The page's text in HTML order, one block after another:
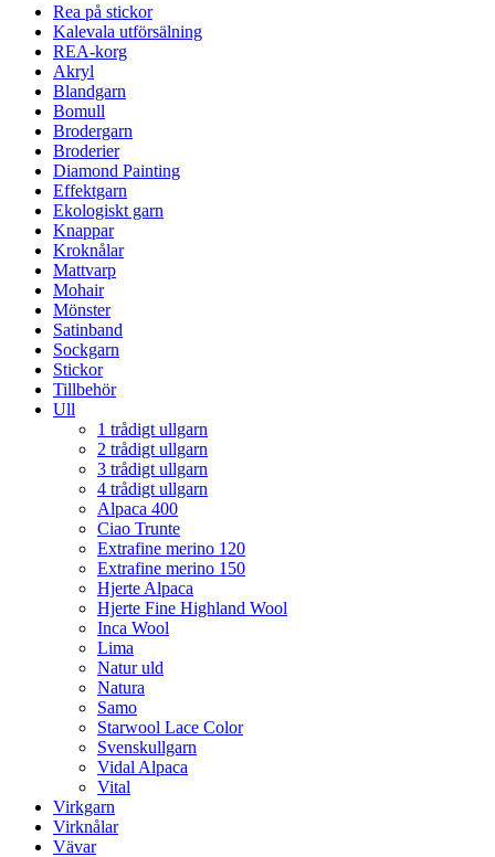
Rea på stickor
Kalevala utförsälning
REA-korg
Akryl
Blandgarn
Bomull
Brodergarn
Broderier
Diamond Painting
Effektgarn
Ekologiskt garn
Knappar
Kroknålar
Mattvarp
Mohair
Mönster
Satinband
Sockgarn
Stickor
Tillbehör
Ull
1 trådigt ullgarn
2 trådigt ullgarn
3 trådigt ullgarn
4 trådigt ullgarn
Alpaca 400
Ciao Trunte
Extrafine merino 120
Extrafine merino 150
Hjerte Alpaca
Hjerte Fine Highland Wool
Inca Wool
Lima
Natur uld
Natura
Samo
Starwool Lace Color
Svenskullgarn
Vidal Alpaca
Vital
Virkgarn
Virknålar
Vävar